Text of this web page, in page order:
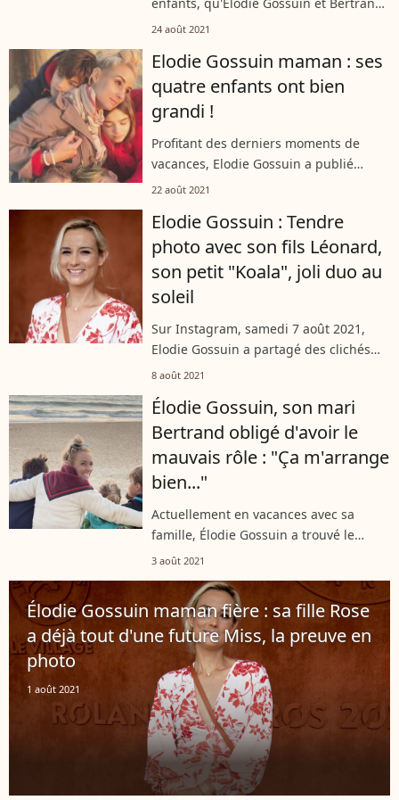
Lacherie sont en vacances à la plage. Et
pour se retrouver à deux également,...
24 août 2021
Elodie Gossuin maman : ses
quatre enfants ont bien
grandi !
Profitant des derniers moments de
vacances, Elodie Gossuin a publié
plusieurs photos de famille sur les
de leur été passé dans les Landes
avec...
22 août 2021
Elodie Gossuin : Tendre
photo avec son fils Léonard,
son petit "Koala", joli duo au
soleil
Sur Instagram, samedi 7 août 2021,
Elodie Gossuin a partagé des clichés
attendrissants de son fils Léonard. Une
elle a également affiché sa silhouette...
8 août 2021
Élodie Gossuin, son mari
Bertrand obligé d'avoir le
mauvais rôle : "Ça m'arrange
bien..."
Actuellement en vacances avec sa
famille, Élodie Gossuin a trouvé le
temps d'accorder une interview à "Télé
notamment raconté son quotidien dans
un camping...
3 août 2021
Élodie Gossuin maman fière : sa fille Rose
a déjà tout d'une future Miss, la preuve en
photo
1 août 2021